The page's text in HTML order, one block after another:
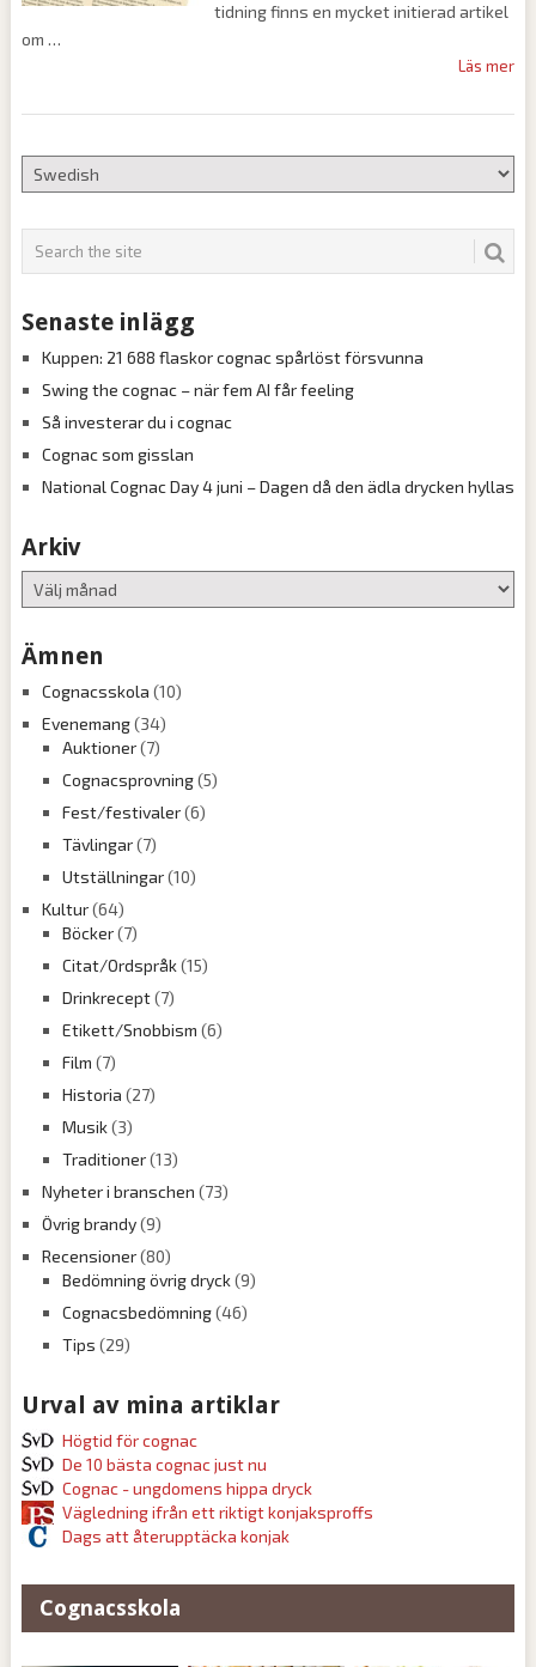
tidning finns en mycket initierad artikel
om
Läs mer
Senaste inlägg
Kuppen: 21 688 flaskor cognac spårlöst försvunna
Swing the cognac – när fem AI får feeling
Så investerar du i cognac
Cognac som gisslan
National Cognac Day 4 juni – Dagen då den ädla drycken hyllas
Arkiv
Arkiv
Ämnen
Cognacsskola (10)
Evenemang(34)
Auktioner(7)
Cognacsprovning(5)
Fest/festivaler(6)
Tävlingar(7)
Utställningar(10)
Kultur(64)
Böcker(7)
Citat/Ordspråk(15)
Drinkrecept(7)
Etikett/Snobbism (6)
Film (7)
Historia (27)
Musik(3)
Traditioner(13)
Nyheter i branschen (73)
Övrig brandy(9)
Recensioner(80)
Bedömning övrig dryck(9)
Cognacsbedömning(46)
Tips (29)
Urval av mina artiklar
Högtid för cognac
De 10 bästa cognac just nu
Cognac - ungdomens hippa dryck
Vägledning ifrån ett riktigt konjaksproffs
Dags att återupptäcka konjak
Cognacsskola